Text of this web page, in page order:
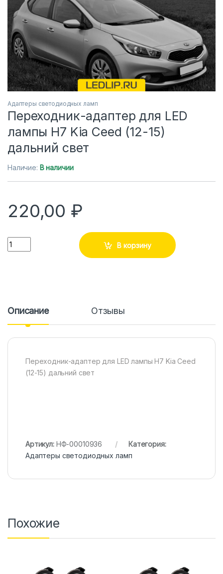
Адаптеры светодиодных ламп
Переходник-адаптер для LED
лампы H7 Kia Ceed (12-15)
дальний свет
Наличие: В наличии
220,00 ₽
Количество
В корзину
Описание Отзывы
Переходник-адаптер для LED лампы H7 Kia Ceed
(12-15) дальний свет
Артикул: НФ-00010936
Категория:
Адаптеры светодиодных ламп
Похожие